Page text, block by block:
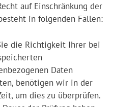
auf Einschränkung der
in folgenden Fällen:
die Richtigkeit Ihrer bei
Daten
benötigen wir in der
um dies zu überprüfen.